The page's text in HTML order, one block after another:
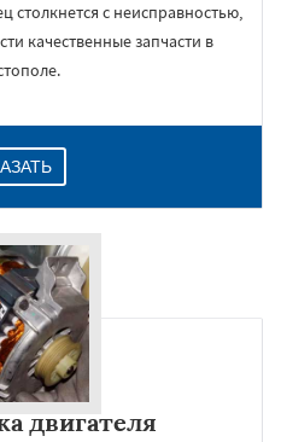
столкнется с неисправностью,
качественные запчасти в
двигателя